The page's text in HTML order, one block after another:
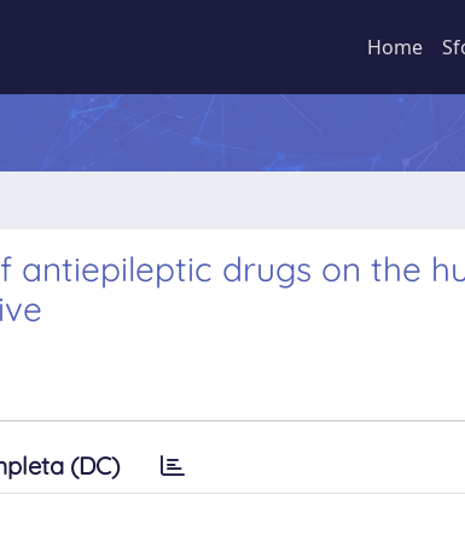
Home
antiepileptic drugs on the
(DC)